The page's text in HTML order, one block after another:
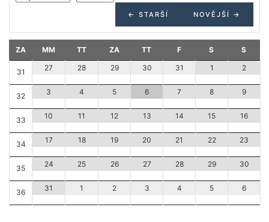
← STARŠÍ NOVĚJŠÍ →
ZA MM TT ZA TT F S S
31 27 28 29 30 31 1 2
32 3 4 5 6 7 8 9
33 10 11 12 13 14 15 16
34 17 18 19 20 21 22 23
35 24 25 26 27 28 29 30
36 31 1 2 3 4 5 6